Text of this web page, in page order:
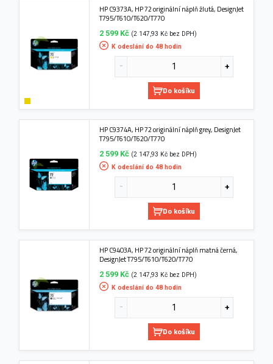
HP C9373A, HP 72 originální náplň žlutá, DesignJet
T795/T610/T620/T770
2 599 Kč (2 147,93 Kč bez DPH)
K odeslání do 48 hodin
Do košíku
HP C9374A, HP 72 originální náplň grey, DesignJet
T795/T610/T620/T770
2 599 Kč (2 147,93 Kč bez DPH)
K odeslání do 48 hodin
Do košíku
HP C9403A, HP 72 originální náplň matná černá,
DesignJet T795/T610/T620/T770
2 599 Kč (2 147,93 Kč bez DPH)
K odeslání do 48 hodin
Do košíku